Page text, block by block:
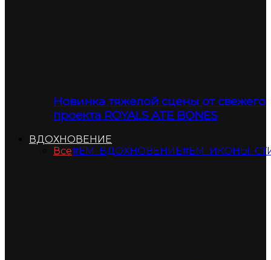
Новинка тяжелой сцены от свежего
проекта ROYALS ATE BONES
ВДОХНОВЕНИЕ
Все#ЕМ_ВДОХНОВЕНИЕ